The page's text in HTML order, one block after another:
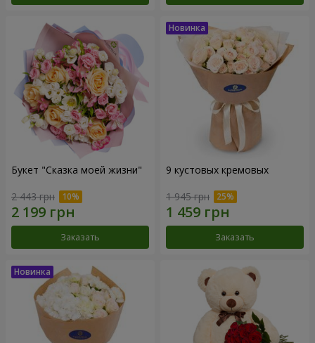
Букет "Сказка моей жизни"
2 443 грн
Заказать
9 кустовых кремовых
1 945 грн
Заказать